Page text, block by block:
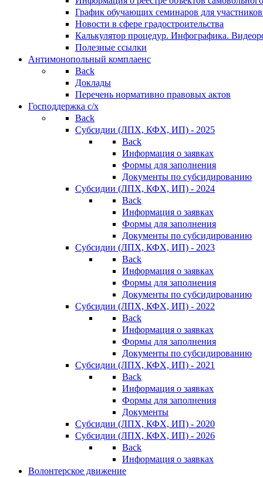
График обучающих семинаров для участников
Новости в сфере градостроительства
Калькулятор процедур. Инфографика.
Полезные ссылки
Антимонопольный комплаенс
Back
Доклады
Перечень нормативно правовых актов
Господдержка с/х
Back
Субсидии (ЛПХ, КФХ, ИП) - 2025
Back
Информация о заявках
Формы для заполнения
Документы по субсидированию
Субсидии (ЛПХ, КФХ, ИП) - 2024
Back
Информация о заявках
Формы для заполнения
Документы по субсидированию
Субсидии (ЛПХ, КФХ, ИП) - 2023
Back
Информация о заявках
Формы для заполнения
Документы по субсидированию
Субсидии (ЛПХ, КФХ, ИП) - 2022
Back
Информация о заявках
Формы для заполнения
Документы по субсидированию
Субсидии (ЛПХ, КФХ, ИП) - 2021
Back
Информация о заявках
Формы для заполнения
Документы
Субсидии (ЛПХ, КФХ, ИП) - 2020
Субсидии (ЛПХ, КФХ, ИП) - 2026
Back
Информация о заявках
Волонтерское движение